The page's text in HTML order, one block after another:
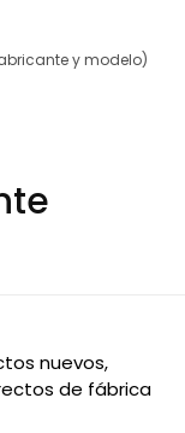
y modelo)
nuevos,
de fábrica